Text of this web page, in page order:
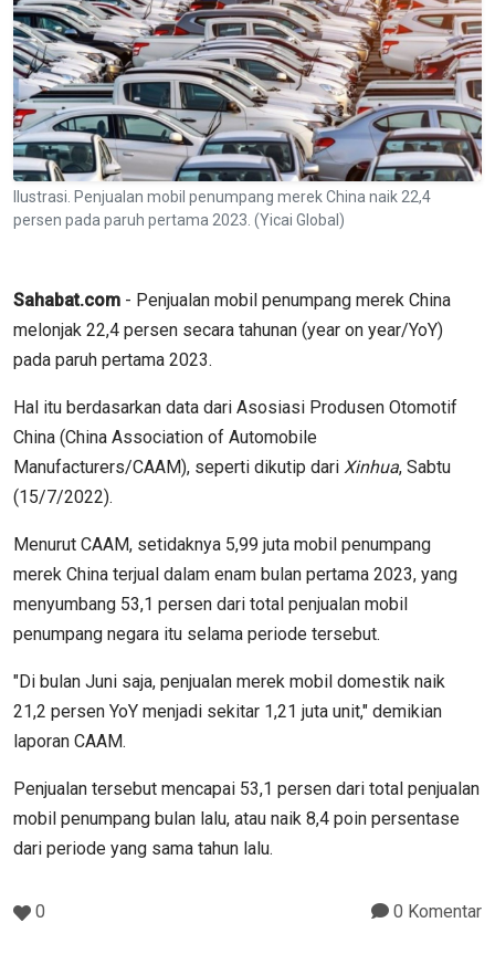
Ilustrasi. Penjualan mobil penumpang merek China naik 22,4
persen pada paruh pertama 2023. (Yicai Global)
Sahabat.com - Penjualan mobil penumpang merek China
melonjak 22,4 persen secara tahunan (year on year/YoY)
pada paruh pertama 2023.
Hal itu berdasarkan data dari Asosiasi Produsen Otomotif
China (China Association of Automobile
Manufacturers/CAAM), seperti dikutip dari Xinhua, Sabtu
(15/7/2022).
Menurut CAAM, setidaknya 5,99 juta mobil penumpang
merek China terjual dalam enam bulan pertama 2023, yang
menyumbang 53,1 persen dari total penjualan mobil
penumpang negara itu selama periode tersebut.
"Di bulan Juni saja, penjualan merek mobil domestik naik
21,2 persen YoY menjadi sekitar 1,21 juta unit," demikian
laporan CAAM.
Penjualan tersebut mencapai 53,1 persen dari total penjualan
mobil penumpang bulan lalu, atau naik 8,4 poin persentase
dari periode yang sama tahun lalu.
0 0 Komentar